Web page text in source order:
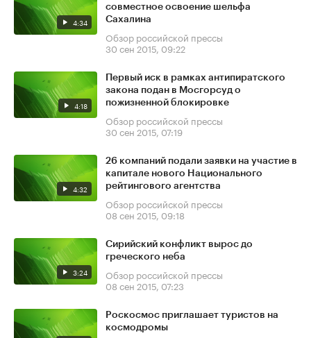
4:34
совместное освоение шельфа
Сахалина
Обзор российской прессы
30 сен 2015, 09:22
4:18
Первый иск в рамках антипиратского
закона подан в Мосгорсуд о
пожизненной блокировке
Обзор российской прессы
30 сен 2015, 07:19
4:32
26 компаний подали заявки на участие в
капитале нового Национального
рейтингового агентства
Обзор российской прессы
08 сен 2015, 09:18
3:24
Сирийский конфликт вырос до
греческого неба
Обзор российской прессы
08 сен 2015, 07:23
Роскосмос приглашает туристов на
космодромы